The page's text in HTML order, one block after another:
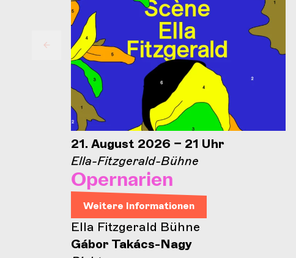
21. August 2026 – 21 Uhr
Ella-Fitzgerald-Bühne
Opernarien
Weitere Informationen
Ella Fitzgerald Bühne
Gábor Takács-Nagy